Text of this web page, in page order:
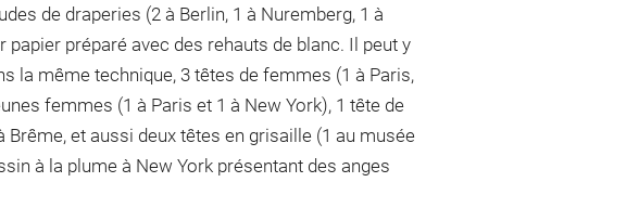
de draperies (2 à Berlin, 1 à Nuremberg, 1 à
préparé avec des rehauts de blanc. Il peut y
la même technique, 3 têtes de femmes (1 à Paris,
femmes (1 à Paris et 1 à New York), 1 tête de
Brême, et aussi deux têtes en grisaille (1 au musée
à la plume à New York présentant des anges